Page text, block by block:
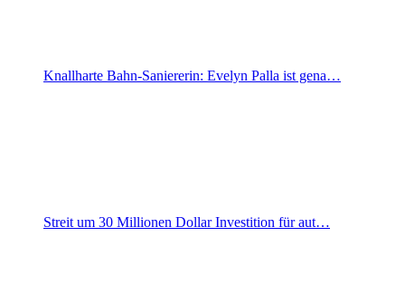
Knallharte Bahn-Saniererin: Evelyn Palla ist gena…
Streit um 30 Millionen Dollar Investition für aut…